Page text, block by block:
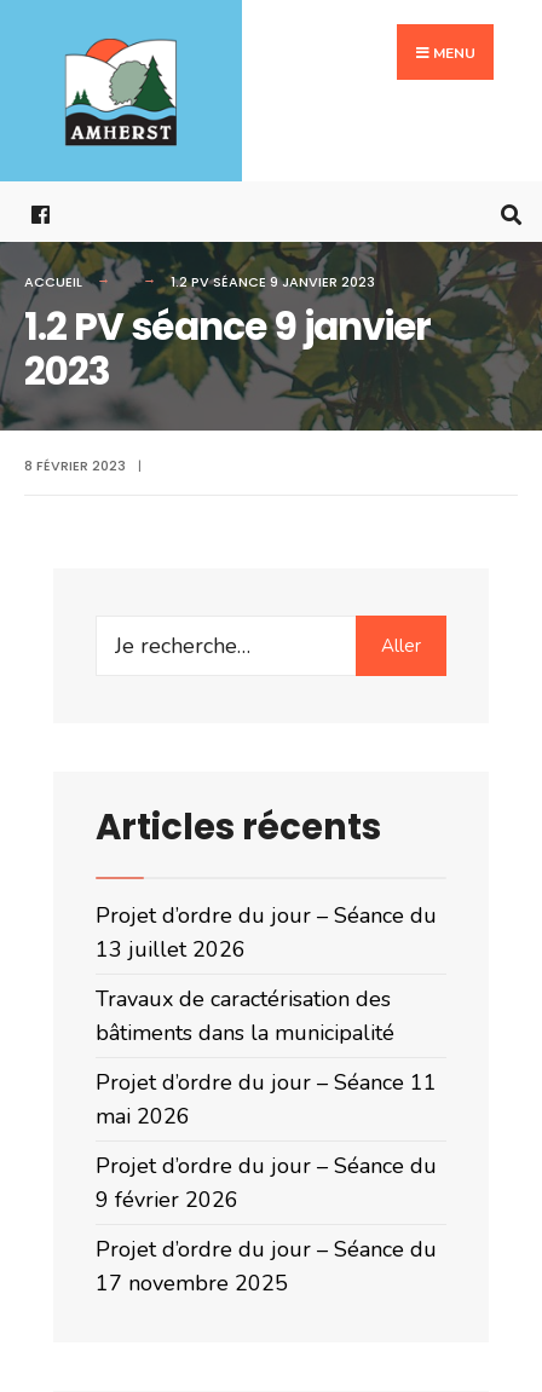
contenu
MENU
ACCUEIL 1.2 PV SÉANCE 9 JANVIER 2023
1.2 PV séance 9 janvier
2023
8 FÉVRIER 2023 |
Search
Aller
Articles récents
Projet d’ordre du jour – Séance du
13 juillet 2026
Travaux de caractérisation des
bâtiments dans la municipalité
Projet d’ordre du jour – Séance 11
mai 2026
Projet d’ordre du jour – Séance du
9 février 2026
Projet d’ordre du jour – Séance du
17 novembre 2025
for: